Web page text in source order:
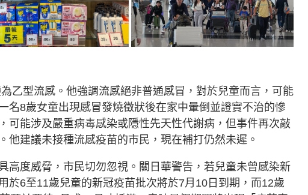
乙型流感。他強調流感絕非普通感冒，對於兒童而言，可能
名8歲女童出現感冒發燒徵狀後在家中暈倒並證實不治的慘
可能涉及嚴重病毒感染或隱性先天性代謝病，但事件再次敲
他建議未接種流感疫苗的市民，現在補打仍然未遲。
高度威脅，市民切勿忽視。關日華警告，若兒童未曾感染新
於6至11歲兒童的新冠疫苗批次將於7月10日到期，而12歲